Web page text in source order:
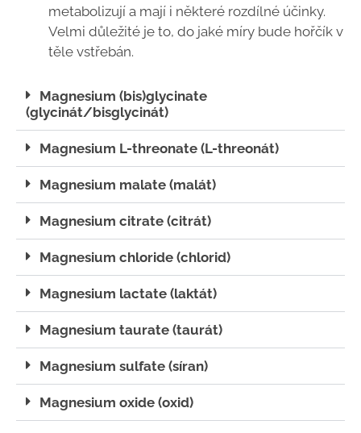
metabolizují a mají i některé rozdílné účinky.
Velmi důležité je to, do jaké míry bude hořčík v
těle vstřebán.
Magnesium (bis)glycinate
(glycinát/bisglycinát)
Magnesium L-threonate (L-threonát)
Magnesium malate (malát)
Magnesium citrate (citrát)
Magnesium chloride (chlorid)
Magnesium lactate (laktát)
Magnesium taurate (taurát)
Magnesium sulfate (síran)
Magnesium oxide (oxid)